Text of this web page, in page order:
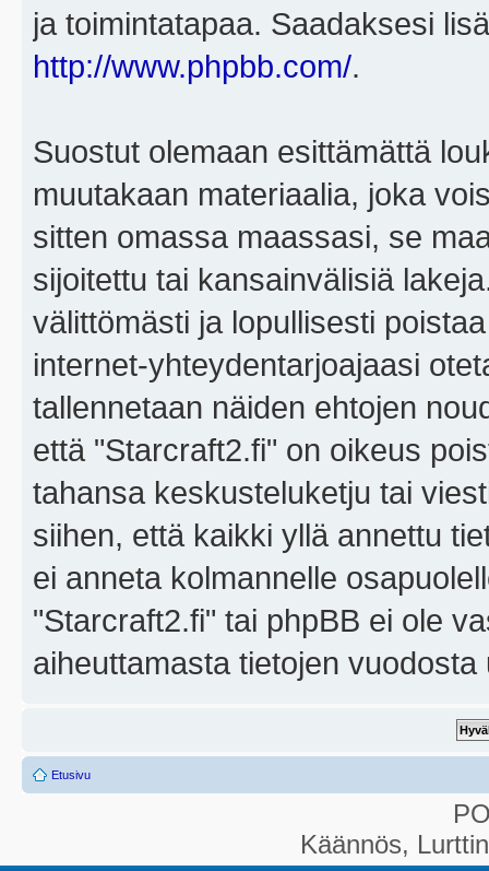
ja toimintatapaa. Saadaksesi
http://www.phpbb.com/.
Suostut olemaan esittämättä
muutakaan materiaalia, joka
sitten omassa maassasi, se
sijoitettu tai kansainvälisiä
välittömästi ja lopullisesti
internet-yhteydentarjoajaasi
tallennetaan näiden ehtojen
että "Starcraft2.fi" on oikeus
tahansa keskusteluketju tai
siihen, että kaikki yllä annettu
ei anneta kolmannelle
"Starcraft2.fi" tai phpBB ei ole
aiheuttamasta tietojen
Etusivu
Käännös,